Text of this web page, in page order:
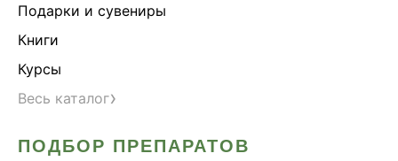
Подарки и сувениры
Книги
Курсы
Весь каталог›
ПОДБОР ПРЕПАРАТОВ